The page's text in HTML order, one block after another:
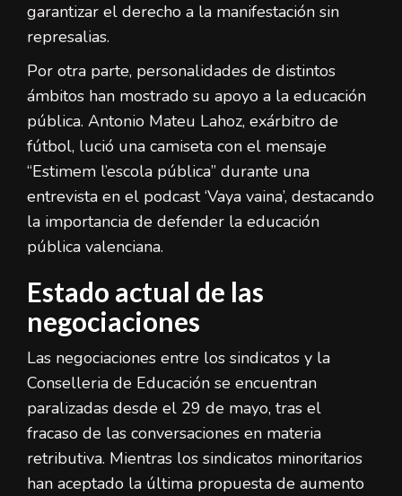
garantizar el derecho a la manifestación sin
represalias.
Por otra parte, personalidades de distintos
ámbitos han mostrado su apoyo a la educación
pública. Antonio Mateu Lahoz, exárbitro de
fútbol, lució una camiseta con el mensaje
“Estimem l’escola pública” durante una
entrevista en el podcast ‘Vaya vaina’, destacando
la importancia de defender la educación
pública valenciana.
Estado actual de las
negociaciones
Las negociaciones entre los sindicatos y la
Conselleria de Educación se encuentran
paralizadas desde el 29 de mayo, tras el
fracaso de las conversaciones en materia
retributiva. Mientras los sindicatos minoritarios
han aceptado la última propuesta de aumento